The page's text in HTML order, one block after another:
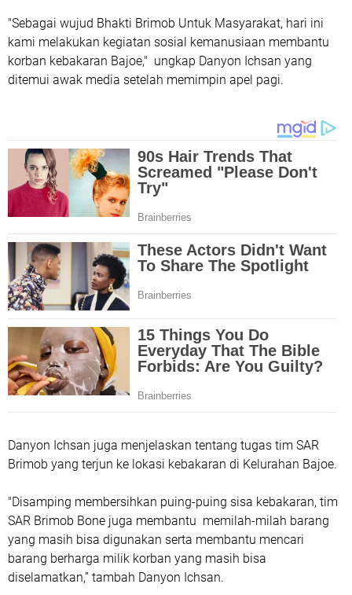
"Sebagai wujud Bhakti Brimob Untuk Masyarakat, hari ini
kami melakukan kegiatan sosial kemanusiaan membantu
korban kebakaran Bajoe," ungkap Danyon Ichsan yang
ditemui awak media setelah memimpin apel pagi.
Danyon Ichsan juga menjelaskan tentang tugas tim SAR
Brimob yang terjun ke lokasi kebakaran di Kelurahan Bajoe.
"Disamping membersihkan puing-puing sisa kebakaran, tim
SAR Brimob Bone juga membantu memilah-milah barang
yang masih bisa digunakan serta membantu mencari
barang berharga milik korban yang masih bisa
diselamatkan,” tambah Danyon Ichsan.